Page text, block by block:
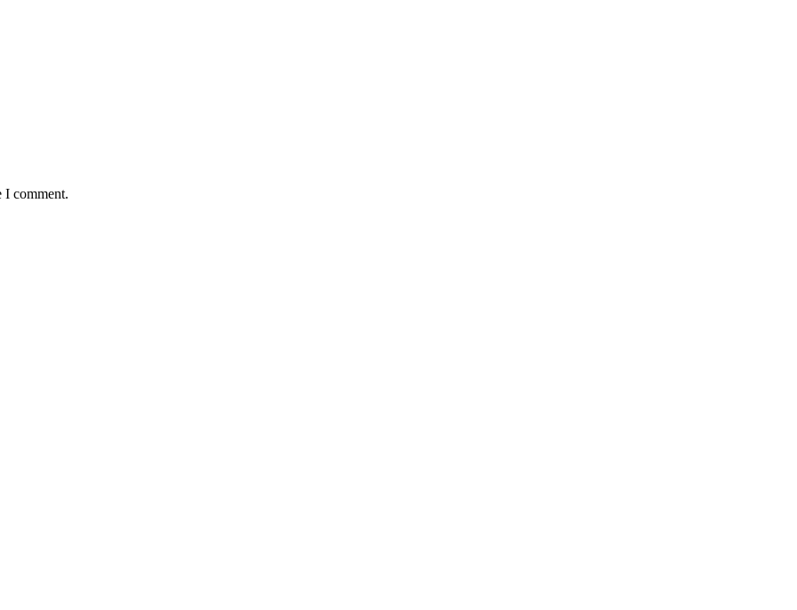
I comment.